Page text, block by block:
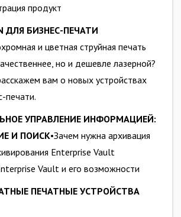
продукт
ДЛЯ БИЗНЕС-ПЕЧАТИ
и цветная струйная печать
но и дешевле лазерной?
вам о новых устройствах
печати.
УПРАВЛЕНИЕ ИНФОРМАЦИЕЙ:
И ПОИСК•Зачем нужна архивация
Enterprise Vault
Vault и его возможности
ПЕЧАТНЫЕ УСТРОЙСТВА